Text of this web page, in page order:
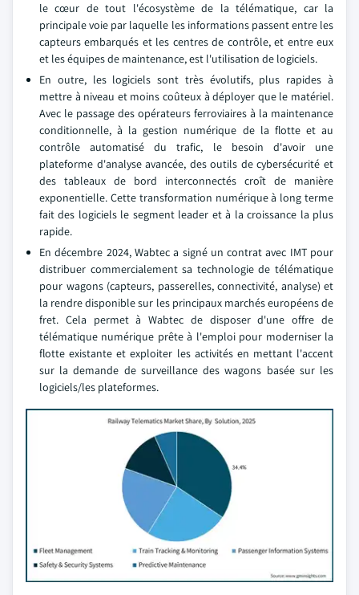
le cœur de tout l'écosystème de la télématique, car la
principale voie par laquelle les informations passent entre les
capteurs embarqués et les centres de contrôle, et entre eux
et les équipes de maintenance, est l'utilisation de logiciels.
En outre, les logiciels sont très évolutifs, plus rapides à
mettre à niveau et moins coûteux à déployer que le matériel.
Avec le passage des opérateurs ferroviaires à la maintenance
conditionnelle, à la gestion numérique de la flotte et au
contrôle automatisé du trafic, le besoin d'avoir une
plateforme d'analyse avancée, des outils de cybersécurité et
des tableaux de bord interconnectés croît de manière
exponentielle. Cette transformation numérique à long terme
fait des logiciels le segment leader et à la croissance la plus
rapide.
En décembre 2024, Wabtec a signé un contrat avec IMT pour
distribuer commercialement sa technologie de télématique
pour wagons (capteurs, passerelles, connectivité, analyse) et
la rendre disponible sur les principaux marchés européens de
fret. Cela permet à Wabtec de disposer d'une offre de
télématique numérique prête à l'emploi pour moderniser la
flotte existante et exploiter les activités en mettant l'accent
sur la demande de surveillance des wagons basée sur les
logiciels/les plateformes.